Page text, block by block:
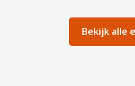
Bekijk alle